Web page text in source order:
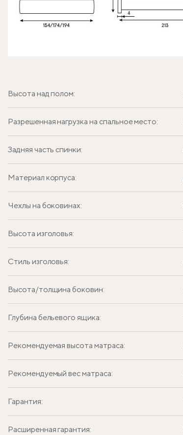
Высота над полом:
Разрешенная нагрузка на спальное место:
Задняя часть спинки:
Материал корпуса:
Чехлы на боковинах:
Высота изголовья:
Стиль изголовья:
Высота/толщина боковин:
Глубина бельевого ящика:
Рекомендуемая высота матраса:
Рекомендуемый вес матраса:
Гарантия:
Расширенная гарантия: